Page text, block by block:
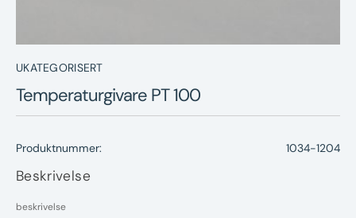
UKATEGORISERT
Temperaturgivare PT 100
Produktnummer: 1034-1204
Beskrivelse
beskrivelse